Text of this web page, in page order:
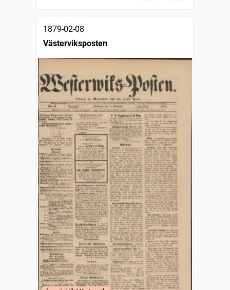
1879-02-08
Västerviksposten